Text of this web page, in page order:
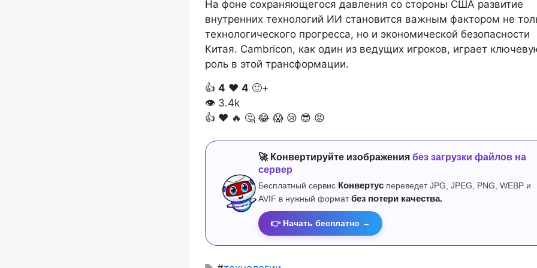
На фоне сохраняющегося давления со стороны США развитие
внутренних технологий ИИ становится важным фактором не
технологического прогресса, но и экономической безопасности
Китая. Cambricon, как один из ведущих игроков, играет
роль в этой трансформации.
👍 4 ❤️ 4 🙂+
👁 3.4k
👍 ❤️ 🔥 🤔 😂 😱 😢 😎 😡
🚀 Конвертируйте изображения без загрузки файлов на
сервер
Бесплатный сервис Конвертус переведет JPG, JPEG, PNG, WEBP и
AVIF в нужный формат без потери качества.
👉 Начать бесплатно →